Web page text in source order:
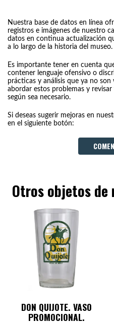
Nuestra base de datos en línea
registros e imágenes de nuestro
datos en continua actualización
a lo largo de la historia del museo.
Es importante tener en cuenta
contener lenguaje ofensivo o
prácticas y análisis que ya no
abordar estos problemas y
según sea necesario.
Si deseas sugerir mejoras en
en el siguiente botón:
Otros objetos
DON QUIJOTE. VASO
PROMOCIONAL.